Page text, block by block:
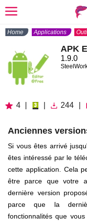
Home Applications
APK
1.9.0
4 244
Anciennes
Si vous êtes arrivé
êtes intéressé par le
cette application. Cela
être parce que votre
dernière version
parce que la
fonctionnalités que